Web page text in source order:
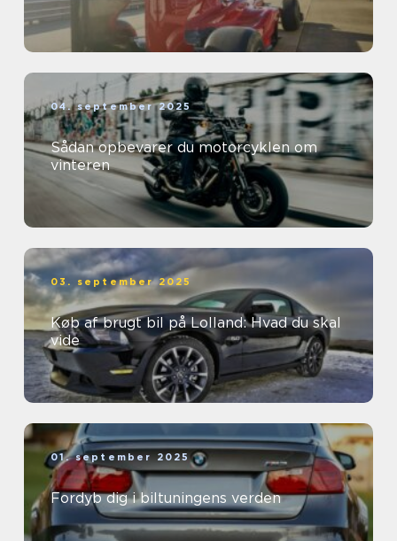
04. september 2025
Sådan opbevarer du motorcyklen om
vinteren
03. september 2025
Køb af brugt bil på Lolland: Hvad du skal
vide
01. september 2025
Fordyb dig i biltuningens verden